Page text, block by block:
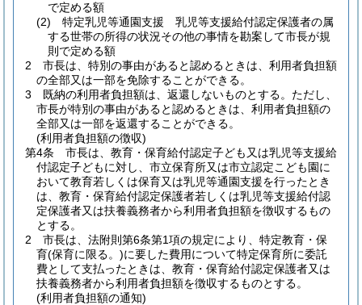
で定める額
(2)
特定乳児等通園支援 乳児等支援給付認定保護者の属
する世帯の所得の状況その他の事情を勘案して市長が規
則で定める額
2
市長は、特別の事由があると認めるときは、利用者負担額
の全部又は一部を免除することができる。
3
既納の利用者負担額は、返還しないものとする。 ただし、
市長が特別の事由があると認めるときは、利用者負担額の
全部又は一部を返還することができる。
(利用者負担額の徴収)
第4条
市長は、教育・保育給付認定子ども又は乳児等支援給
付認定子どもに対し、市立保育所又は市立認定こども園に
おいて教育若しくは保育又は乳児等通園支援を行ったとき
は、教育・保育給付認定保護者若しくは乳児等支援給付認
定保護者又は扶養義務者から利用者負担額を徴収するもの
とする。
2
市長は、法附則第6条第1項の規定により、特定教育・保
育(保育に限る。)に要した費用について特定保育所に委託
費として支払ったときは、教育・保育給付認定保護者又は
扶養義務者から利用者負担額を徴収するものとする。
(利用者負担額の通知)